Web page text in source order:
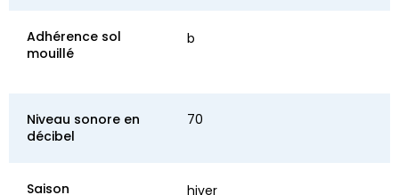
Adhérence sol
mouillé
b
Niveau sonore en
décibel
70
Saison hiver